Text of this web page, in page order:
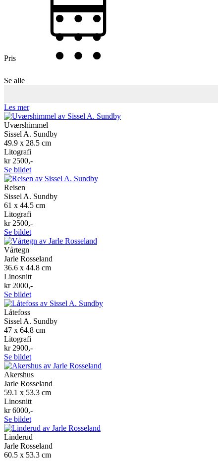
Pris
Se alle
Les mer
Uværshimmel
Sissel A. Sundby
49.9 x 28.5 cm
Litografi
kr 2500,-
Se bildet
Reisen
Sissel A. Sundby
61 x 44.5 cm
Litografi
kr 2500,-
Se bildet
Vårtegn
Jarle Rosseland
36.6 x 44.8 cm
Linosnitt
kr 2000,-
Se bildet
Låtefoss
Sissel A. Sundby
47 x 64.8 cm
Litografi
kr 2900,-
Se bildet
Akershus
Jarle Rosseland
59.1 x 53.3 cm
Linosnitt
kr 6000,-
Se bildet
Linderud
Jarle Rosseland
60.5 x 53.3 cm